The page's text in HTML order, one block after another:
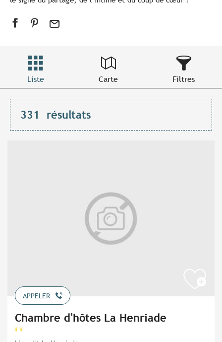
Liste Carte Filtres
331 résultats
APPELER
Chambre d'hôtes La Henriade